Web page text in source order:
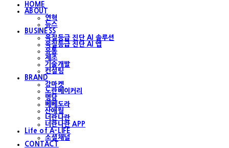
HOME
ABOUT
연혁
뉴스
BUSINESS
육질등급 진단 AI 솔루션
육질등급 진단 AI 앱
유통
제조
기술개발
컨설팅
BRAND
강마켓
노란베이커리
명담
베베도라
산애월
너란나란
너란나란 APP
Life of A-LIFE
소셜채널
CONTACT